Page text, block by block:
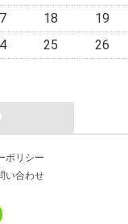
18
19
25
26
ポリシー
い合わせ